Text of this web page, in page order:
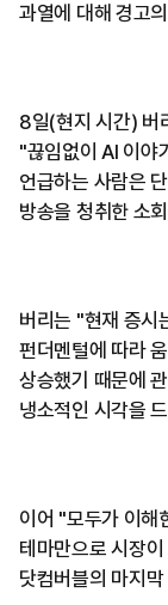
과열에 대해 경고
8일(현지 시간) 버
"끊임없이 AI 이야
언급하는 사람은
방송을 청취한 소
버리는 "현재 증시
펀더멘털에 따라
상승했기 때문에
냉소적인 시각을
이어 "모두가 이해
테마만으로 시장
닷컴버블의 마지